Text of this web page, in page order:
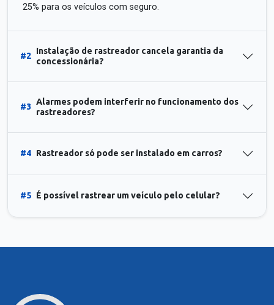
25% para os veículos com seguro.
#2
Instalação de rastreador cancela garantia da
concessionária?
#3
Alarmes podem interferir no funcionamento dos
rastreadores?
#4 Rastreador só pode ser instalado em carros?
#5 É possível rastrear um veículo pelo celular?